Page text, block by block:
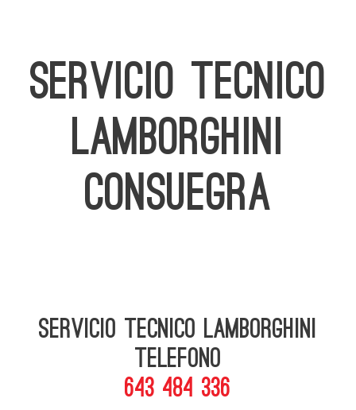
SERVICIO TECNICO
LAMBORGHINI
CONSUEGRA
Servicio Tecnico Lamborghini
telefono
643 484 336